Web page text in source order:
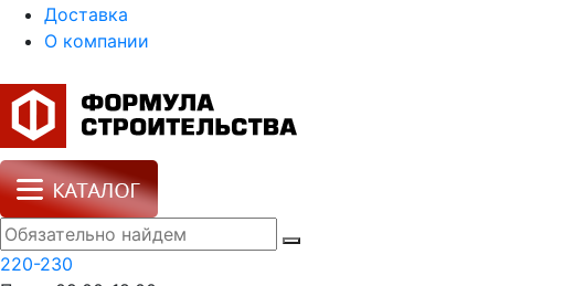
Доставка
О компании
220-230